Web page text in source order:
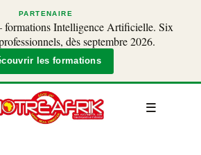
PARTENAIRE
Intelligence Artificielle. Six
dès septembre 2026.
les formations